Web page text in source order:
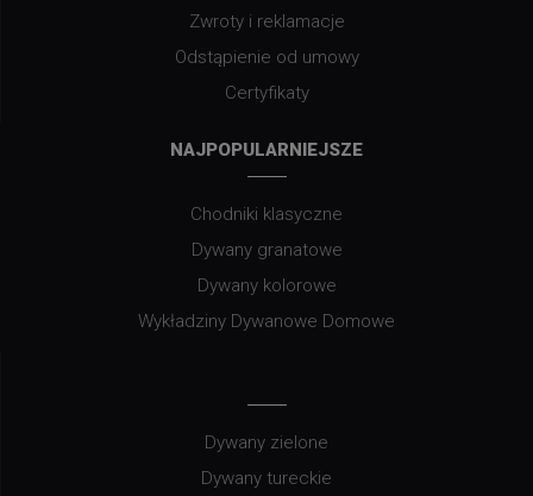
Zwroty i reklamacje
Odstąpienie od umowy
Certyfikaty
NAJPOPULARNIEJSZE
Chodniki klasyczne
Dywany granatowe
Dywany kolorowe
Wykładziny Dywanowe Domowe
Dywany zielone
Dywany tureckie